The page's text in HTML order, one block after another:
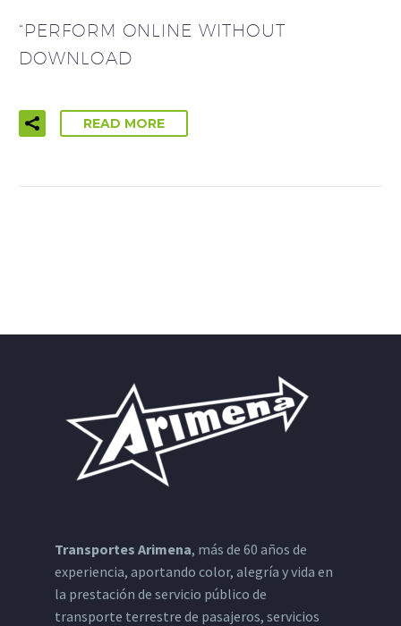
“PERFORM ONLINE WITHOUT
DOWNLOAD
READ MORE
Transportes Arimena, más de 60 años de
experiencia, aportando color, alegría y vida en
la prestación de servicio público de
transporte terrestre de pasajeros, servicios